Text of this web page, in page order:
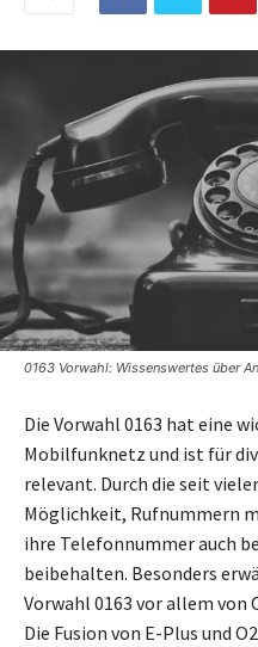
0163 Vorwahl: Wissenswertes über
Die Vorwahl 0163 hat eine
Mobilfunknetz und ist für
relevant. Durch die seit
Möglichkeit, Rufnummern
ihre Telefonnummer auch
beibehalten. Besonders
Vorwahl 0163 vor allem von
Die Fusion von E-Plus und